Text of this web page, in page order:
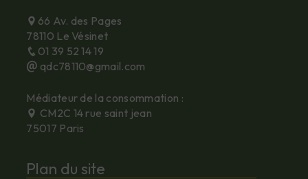
66 Av. des Pages
78110 Le Vésinet
01 39 52 14 19
qdc78110@gmail.com
Médiateur de la consommation :
CM2C 14 rue saint jean
75017 Paris
Plan du site